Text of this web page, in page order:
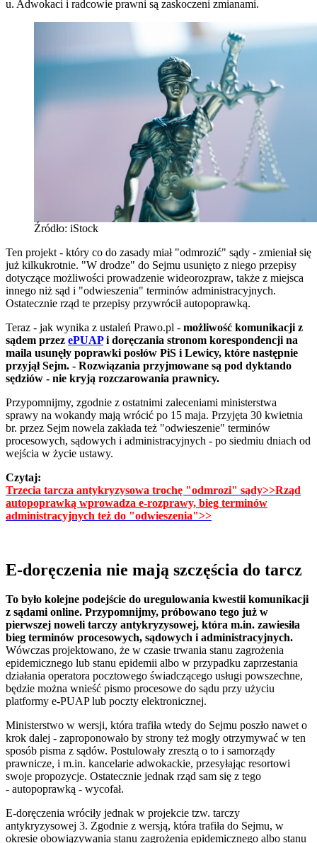
u. Adwokaci i radcowie prawni są zaskoczeni zmianami.
Źródło: iStock
Ten projekt - który co do zasady miał "odmrozić" sądy - zmieniał się
już kilkukrotnie. "W drodze" do Sejmu usunięto z niego przepisy
dotyczące możliwości prowadzenie wideorozpraw, także z miejsca
innego niż sąd i "odwieszenia" terminów administracyjnych.
Ostatecznie rząd te przepisy przywrócił autopoprawką.
Teraz - jak wynika z ustaleń Prawo.pl - możliwość komunikacji z
sądem przez ePUAPi doręczania stronom korespondencji na
maila usunęły poprawki posłów PiS i Lewicy, które następnie
przyjął Sejm. - Rozwiązania przyjmowane są pod dyktando
sędziów - nie kryją rozczarowania prawnicy.
Przypomnijmy, zgodnie z ostatnimi zaleceniami ministerstwa
sprawy na wokandy mają wrócić po 15 maja. Przyjęta 30 kwietnia
br. przez Sejm nowela zakłada też "odwieszenie" terminów
procesowych, sądowych i administracyjnych - po siedmiu dniach od
wejścia w życie ustawy.
Czytaj:
Trzecia tarcza antykryzysowa trochę "odmrozi" sądy​>>Rząd
autopoprawką wprowadza e-rozprawy, bieg terminów
administracyjnych też do "odwieszenia">>
E-doręczenia nie mają szczęścia do tarcz
To było kolejne podejście do uregulowania kwestii komunikacji
z sądami online. Przypomnijmy, próbowano tego już w
pierwszej noweli tarczy antykryzysowej, która m.in. zawiesiła
bieg terminów procesowych, sądowych i administracyjnych.
Wówczas projektowano, że w czasie trwania stanu zagrożenia
epidemicznego lub stanu epidemii albo w przypadku zaprzestania
działania operatora pocztowego świadczącego usługi powszechne,
będzie można wnieść pismo procesowe do sądu przy użyciu
platformy e-PUAP lub poczty elektronicznej.
Ministerstwo w wersji, która trafiła wtedy do Sejmu poszło nawet o
krok dalej - zaproponowało by strony też mogły otrzymywać w ten
sposób pisma z sądów. Postulowały zresztą o to i samorządy
prawnicze, i m.in. kancelarie adwokackie, przesyłając resortowi
swoje propozycje. Ostatecznie jednak rząd sam się z tego
- autopoprawką - wycofał.
E-doręczenia wróciły jednak w projekcie tzw. tarczy
antykryzysowej 3. Zgodnie z wersją, która trafiła do Sejmu, w
okresie obowiązywania stanu zagrożenia epidemicznego albo stanu